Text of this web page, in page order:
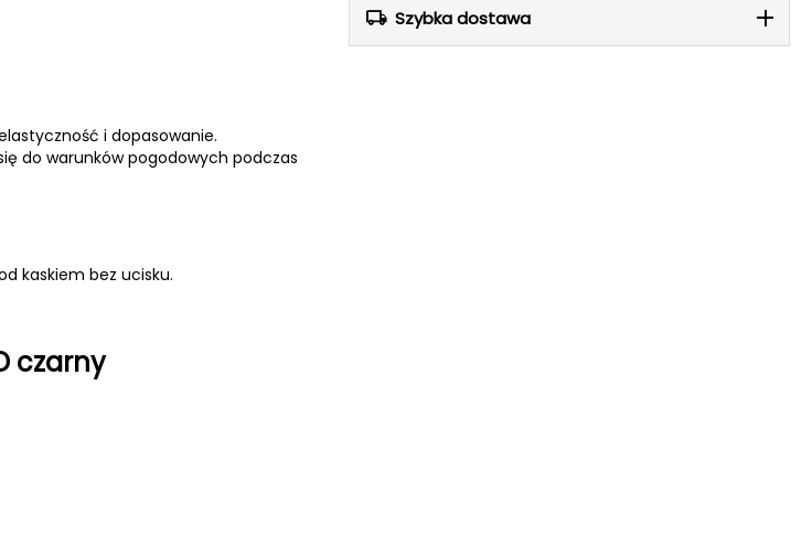
Szybka dostawa
i dopasowanie.
do warunków pogodowych podczas
kaskiem bez ucisku.
czarny